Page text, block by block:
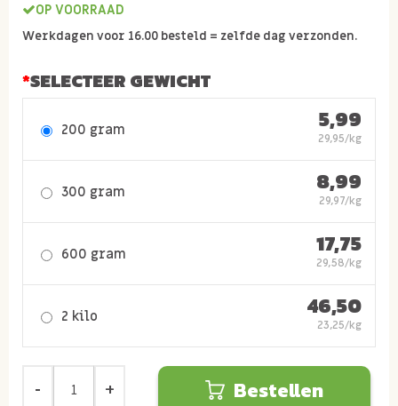
OP VOORRAAD
Werkdagen voor 16.00 besteld = zelfde dag verzonden.
SELECTEER GEWICHT
200 gram 5,99
29,95/kg
300 gram 8,99
29,97/kg
600 gram 17,75
29,58/kg
2 kilo 46,50
23,25/kg
Bestellen